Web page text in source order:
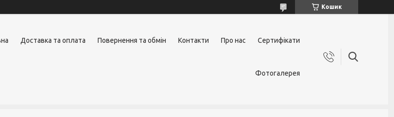
Кошик
Доставка та оплата Повернення та обмін Контакти Про нас Сертифікати
Фотогалерея